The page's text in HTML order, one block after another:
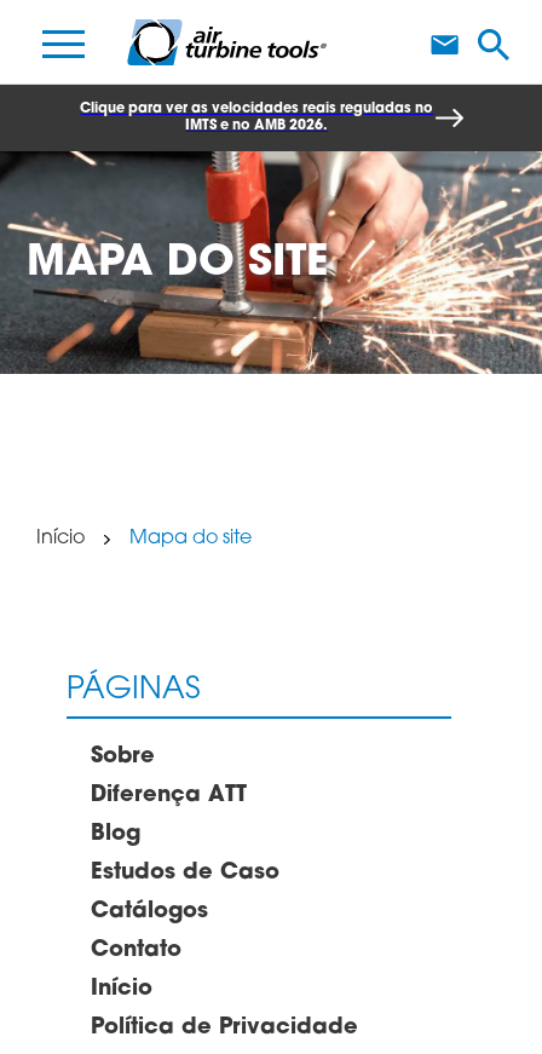
Clique para ver as velocidades reais reguladas no
IMTS e no AMB 2026.
MAPA DO SITE
Início Mapa do site
PÁGINAS
Sobre
Diferença ATT
Blog
Estudos de Caso
Catálogos
Contato
Início
Política de Privacidade